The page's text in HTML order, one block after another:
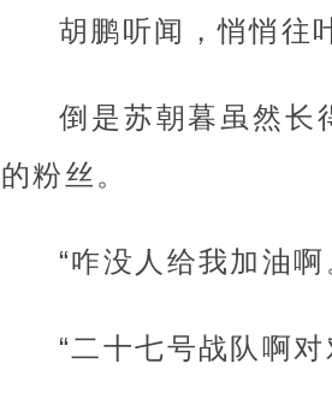
胡鹏听闻，悄悄往
倒是苏朝暮虽然长
的粉丝。
“咋没人给我加油
“二十七号战队啊